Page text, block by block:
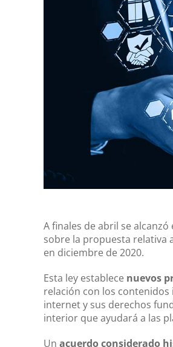
A finales de abril se alcanzó
sobre la propuesta relativa
en diciembre de 2020.
Esta ley establece nuevos
relación con los
internet y sus derechos
interior que ayudará a las
Un acuerdo considerado